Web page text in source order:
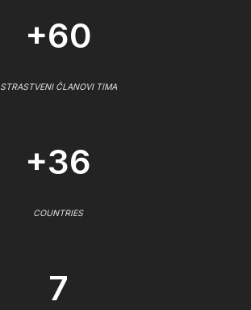
+60
STRASTVENI ČLANOVI TIMA
+36
COUNTRIES
7